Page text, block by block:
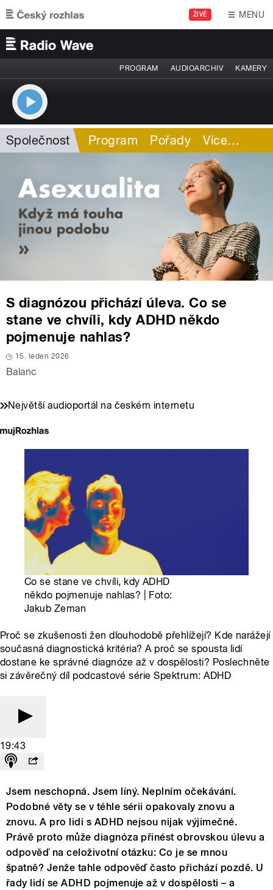
Přejít k hlavnímu obsahu
ŽIVĚ MENU
PROGRAM AUDIOARCHIV KAMERY
Společnost Program Pořady Více…
S diagnózou přichází úleva. Co se
stane ve chvíli, kdy ADHD někdo
pojmenuje nahlas?
15. leden 2026
Balanc
Největší audioportál na českém internetu
Co se stane ve chvíli, kdy ADHD
někdo pojmenuje nahlas? | Foto:
Jakub Zeman
Proč se zkušenosti žen dlouhodobě přehlížejí? Kde narážejí
současná diagnostická kritéria? A proč se spousta lidí
dostane ke správné diagnóze až v dospělosti? Poslechněte
si závěrečný díl podcastové série Spektrum: ADHD
19:43
Jsem neschopná. Jsem líný. Neplním očekávání.
Podobné věty se v téhle sérii opakovaly znovu a
znovu. A pro lidi s ADHD nejsou nijak výjimečné.
Právě proto může diagnóza přinést obrovskou úlevu a
odpověď na celoživotní otázku: Co je se mnou
špatně? Jenže tahle odpověď často přichází pozdě. U
řady lidí se ADHD pojmenuje až v dospělosti – a